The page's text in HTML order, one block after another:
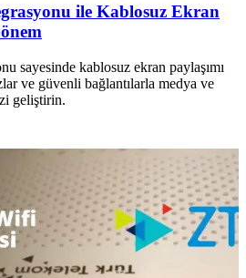
ile Kablosuz Ekran
sayesinde kablosuz ekran paylaşımı
ve güvenli bağlantılarla medya ve
geliştirin.